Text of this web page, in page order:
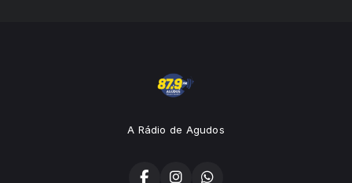
A Rádio de Agudos